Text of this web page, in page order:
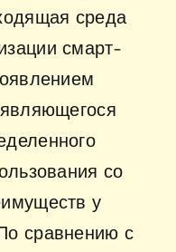
среда
смарт-
со
у
сравнению с